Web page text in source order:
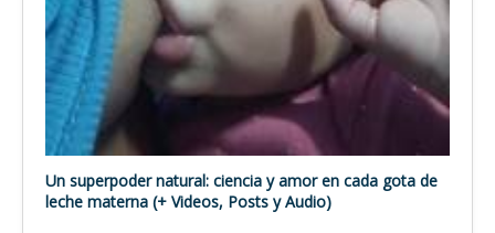
Un superpoder natural: ciencia y amor en cada gota de
leche materna (+ Videos, Posts y Audio)